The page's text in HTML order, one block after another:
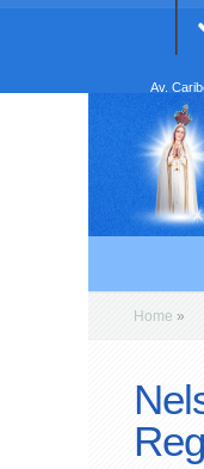
Av.
Home »